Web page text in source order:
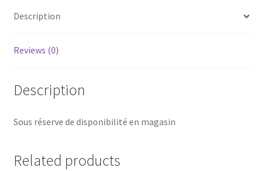
Description
Reviews (0)
Description
Sous réserve de disponibilité en magasin
Related products